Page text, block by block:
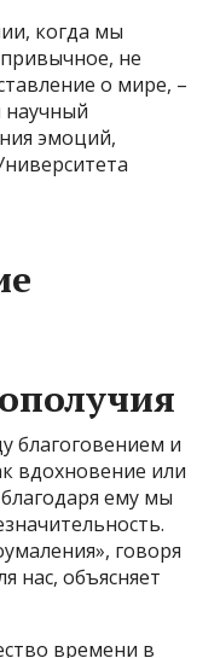
когда мы
не
о мире, –
эмоций,
благоговением и
вдохновение или
ему мы
говоря
нас, объясняет
времени в